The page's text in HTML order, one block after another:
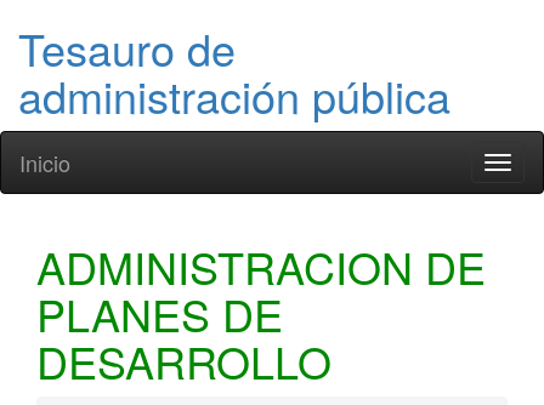
Tesauro de
administración pública
Inicio
ADMINISTRACION DE
PLANES DE
DESARROLLO